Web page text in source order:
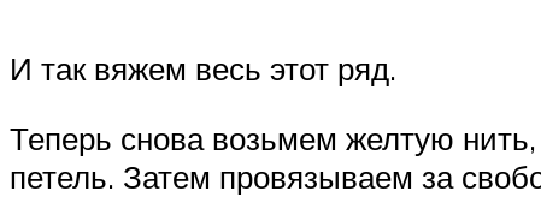
И так вяжем весь этот ряд.
Теперь снова возьмем желтую
петель. Затем провязываем за